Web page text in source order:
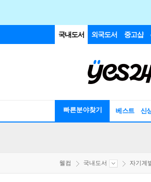
국내도서 외국도서 중고샵
빠른분야찾기 베스트 신
웰컴 국내도서 자기계